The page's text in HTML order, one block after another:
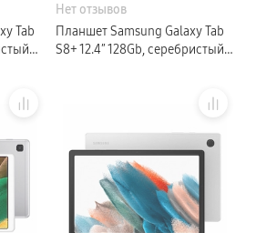
Tab
Нет отзывов
Планшет Samsung Galaxy Tab
S8+ 12.4″ 128Gb, серебристый